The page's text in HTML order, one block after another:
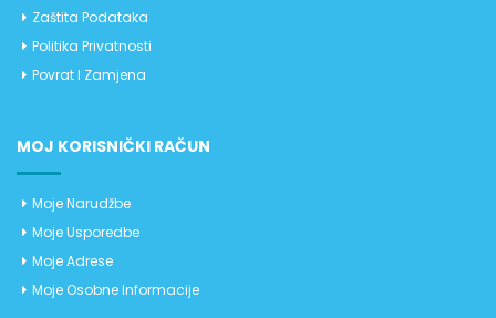
Zaštita Podataka
Politika Privatnosti
Povrat I Zamjena
MOJ KORISNIČKI RAČUN
Moje Narudžbe
Moje Usporedbe
Moje Adrese
Moje Osobne Informacije